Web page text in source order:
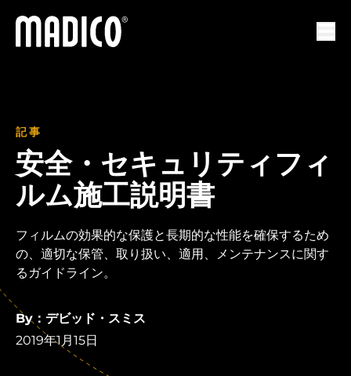
マディコ
記事
安全・セキュリティフィ
ルム施工説明書
フィルムの効果的な保護と長期的な性能を確保するため
の、適切な保管、取り扱い、適用、メンテナンスに関す
るガイドライン。
By：デビッド・スミス
2019年1月15日